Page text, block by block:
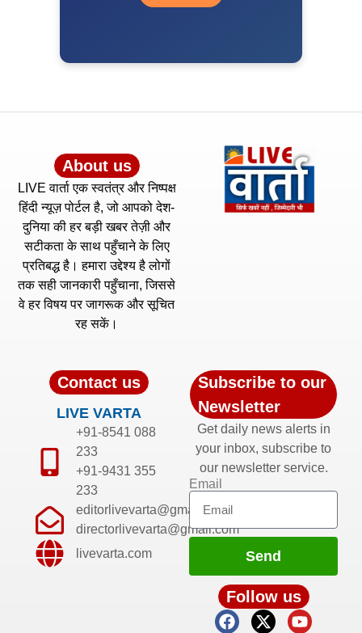
About us
LIVE वार्ता एक स्वतंत्र और निष्पक्ष
हिंदी न्यूज़ पोर्टल है, जो आपको देश-
दुनिया की हर बड़ी खबर तेज़ी और
सटीकता के साथ पहुँचाने के लिए
प्रतिबद्ध है। हमारा उद्देश्य है लोगों
तक सही जानकारी पहुँचाना, जिससे
वे हर विषय पर जागरूक और सूचित
रह सकें।
Contact us
LIVE VARTA
+91-8541 088
233
+91-9431 355
233
editorlivevarta@gmail.com
directorlivevarta@gmail.com
livevarta.com
Subscribe to our
Newsletter
Get daily news alerts in
your inbox, subscribe to
our newsletter service.
Email
Send
Follow us